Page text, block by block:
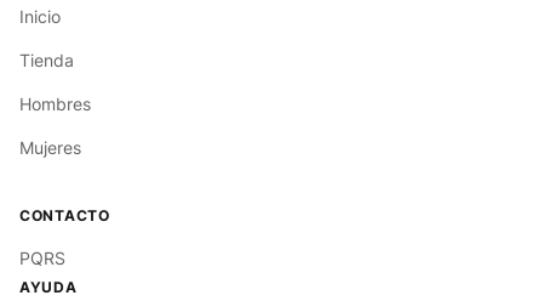
Inicio
Tienda
Hombres
Mujeres
PQRS